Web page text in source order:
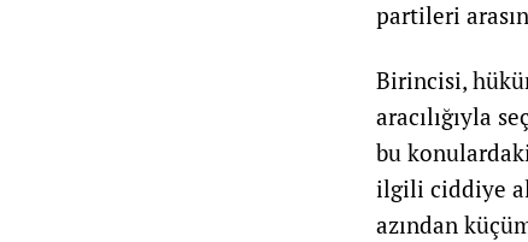
partileri
Birincisi,
aracılığıyla
bu
ilgili ciddiye
azından